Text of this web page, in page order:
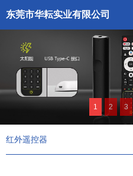
东莞市华耘实业有限公司
1 2 3
红外遥控器